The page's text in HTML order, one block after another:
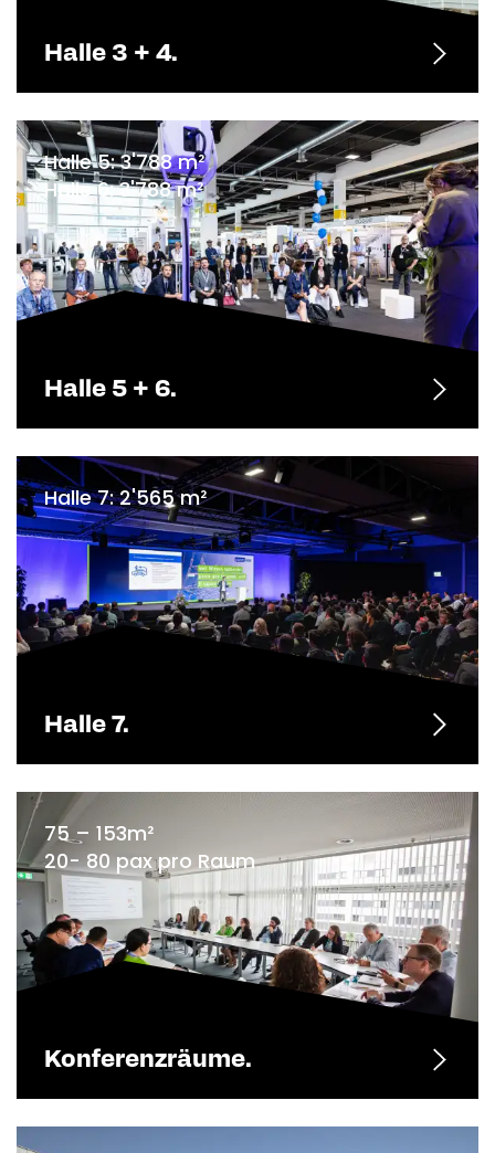
Halle 3 + 4.
Halle 5: 3'788 m²
Halle 6: 3'788 m²
Halle 5 + 6.
Halle 7: 2'565 m²
Halle 7.
75 – 153m²
20- 80 pax pro Raum
Konferenzräume.